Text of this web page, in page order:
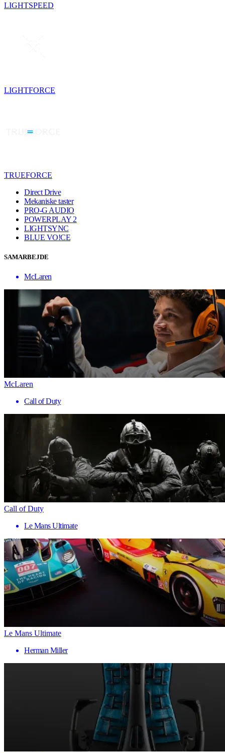
LIGHTSPEED
LIGHTFORCE
TRUEFORCE
Direct Drive
Mekaniske taster
PRO-G AUDIO
POWERPLAY 2
LIGHTSYNC
BLUE VO!CE
SAMARBEJDE
McLaren
McLaren
Call of Duty
Call of Duty
Le Mans Ultimate
Le Mans Ultimate
Herman Miller